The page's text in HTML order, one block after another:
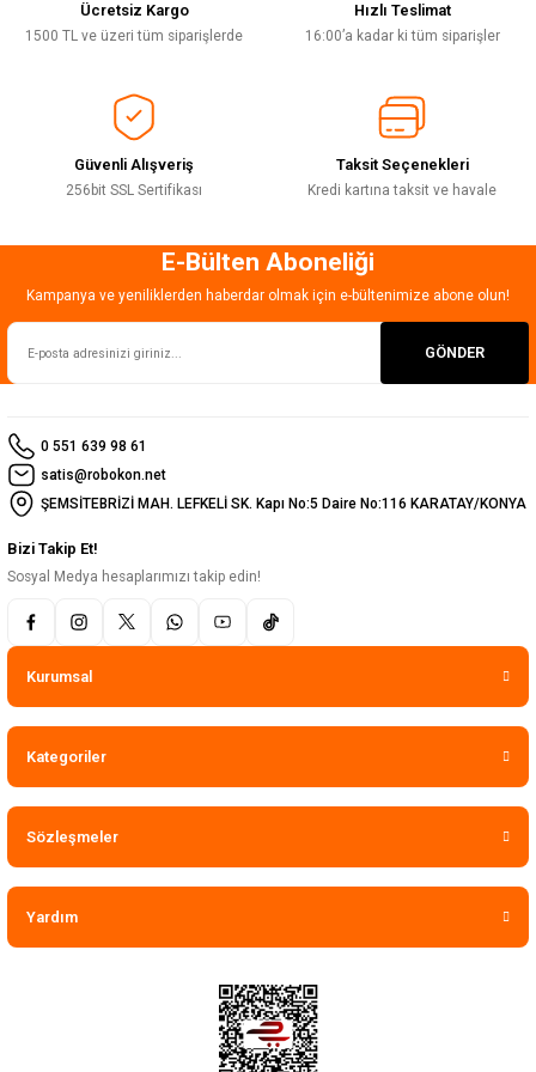
Ürün bilgilerinde hatalar bulunuyor.
Bu ürüne benzer farklı alternatifler olmalı.
Gönder
Deneyimini Paylaş
Ücretsiz Kargo
1500 TL ve üzeri tüm siparişlerde
Hızlı Teslimat
16:00’a kadar ki tüm siparişler
Güvenli Alışveriş
256bit SSL Sertifikası
Taksit Seçenekleri
Kredi kartına taksit ve havale
E-Bülten Aboneliği
Kampanya ve yeniliklerden haberdar olmak için e-bültenimize abone olun!
GÖNDER
0 551 639 98 61
satis@robokon.net
ŞEMSİTEBRİZİ MAH. LEFKELİ SK. Kapı No:5 Daire No:116 KARATAY/KONYA
Bizi Takip Et!
Sosyal Medya hesaplarımızı takip edin!
Kurumsal
Kategoriler
Sözleşmeler
Yardım